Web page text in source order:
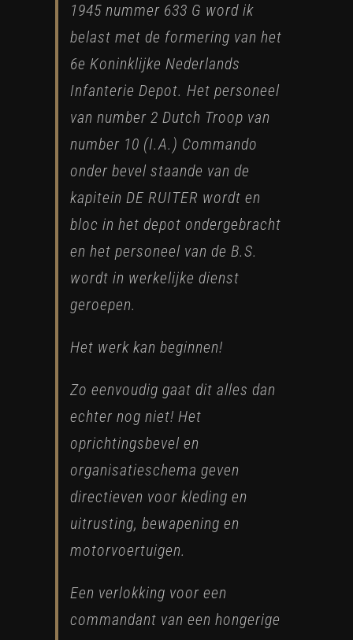
1945 nummer 633 G word ik
belast met de formering van het
6e Koninklijke Nederlands
Infanterie Depot. Het personeel
van number 2 Dutch Troop van
number 10 (I.A.) Commando
onder bevel staande van de
kapitein DE RUITER wordt en
bloc in het depot ondergebracht
en het personeel van de B.S.
wordt in werkelijke dienst
geroepen.
Het werk kan beginnen!
Zo eenvoudig gaat dit alles dan
echter nog niet! Het
oprichtingsbevel en
organisatieschema geven
directieven voor kleding en
uitrusting, bewapening en
motorvoertuigen.
Een verlokking voor een
commandant van een hongerige